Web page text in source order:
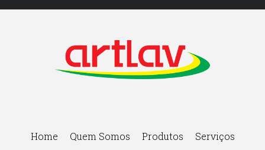
Home Quem Somos Produtos
Serviços